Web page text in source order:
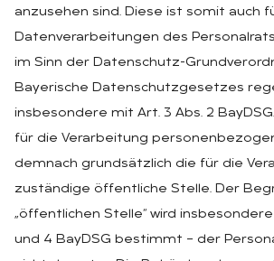
anzusehen sind. Diese ist somit auch
Datenverarbeitungen des
im Sinn der Datenschutz-
Bayerische Datenschutzgesetzes
insbesondere mit Art. 3 Abs. 2
für die Verarbeitung
demnach grundsätzlich die für die
zuständige öffentliche Stelle. Der
„öffentlichen Stelle“ wird insbesondere
und 4 BayDSG bestimmt – der